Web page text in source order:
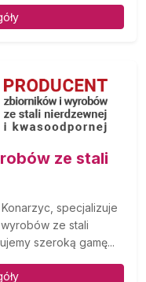
ze stali
specjalizuje
ze stali
szeroką gamę...